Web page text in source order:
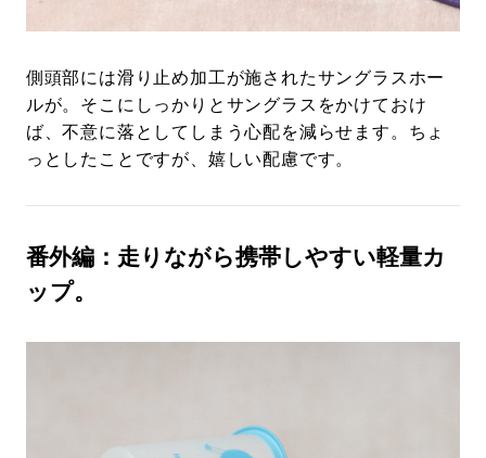
側頭部には滑り止め加工が施されたサングラスホー
ルが。そこにしっかりとサングラスをかけておけ
ば、不意に落としてしまう心配を減らせます。ちょ
っとしたことですが、嬉しい配慮です。
番外編：走りながら携帯しやすい軽量カ
ップ。